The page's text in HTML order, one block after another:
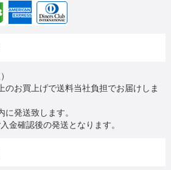
お買上げで送料当社負担でお届けしま
発送致します。
金確認後の発送となります。